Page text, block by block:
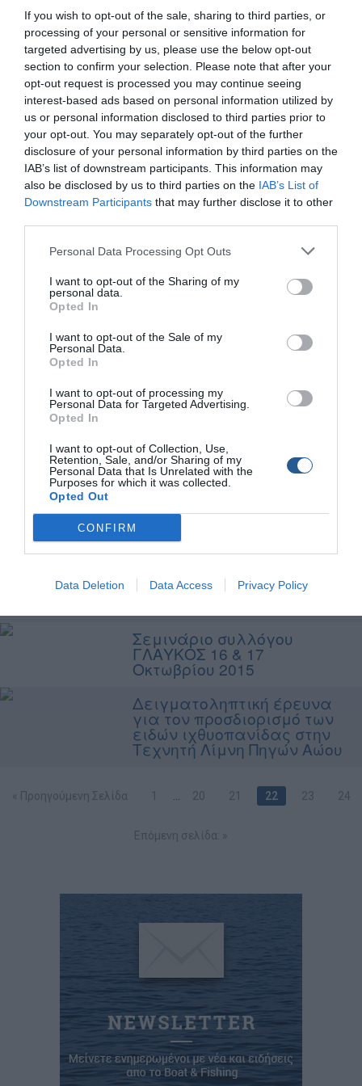
If you wish to opt-out of the sale, sharing to third parties, or
processing of your personal or sensitive information for
targeted advertising by us, please use the below opt-out
section to confirm your selection. Please note that after your
opt-out request is processed you may continue seeing
interest-based ads based on personal information utilized by
us or personal information disclosed to third parties prior to
your opt-out. You may separately opt-out of the further
disclosure of your personal information by third parties on the
IAB’s list of downstream participants. This information may
also be disclosed by us to third parties on the IAB’s List of
Downstream Participants that may further disclose it to other
Personal Data Processing Opt Outs
I want to opt-out of the Sharing of my
personal data.
Opted In
I want to opt-out of the Sale of my
Personal Data.
Opted In
I want to opt-out of processing my
Personal Data for Targeted Advertising.
Opted In
I want to opt-out of Collection, Use,
Retention, Sale, and/or Sharing of my
Personal Data that Is Unrelated with the
Purposes for which it was collected.
Opted Out
CONFIRM
Data Deletion Data Access Privacy Policy
Το κοινωνικό πρόσωπο του
ψαρέµατος
Κοπή πίτας 2014 &
βράβευση αθλητών
Ν.Ο.Καρύστου
«Ταξιδεύω & προσφέρω»
Αστυπάλαια 2013
Φιλικός αγώνας αλιείας
από την ακτή 1 ∆εκεµβρίου
Συνάντηση Εκπροσώπων
νέα αγωνιστική χρονιά
Πανευρωπαϊκό
Πρωτάθληµα Αλιείας µε
& ΣΙΜ Α.Ε.
Αρχές Λειτουργίας
βυθοµέτρου & Μολύβι
Φύλακα
Η Γιορτή του Ψαρά 2013
στην ΛΕΡΟ
1o Καρλοβασίτικο
τουρνουά αλιείας µε
φελλό (Εγγλέζικο -
Σεμινάριο συλλόγου
ΓΛΑΥΚΟΣ 16 & 17
Οκτωβρίου 2015
Δειγματοληπτική έρευνα
για τον προσδιορισμό των
ειδών ιχθυοπανίδας στην
Τεχνητή Λίμνη Πηγών Αώου
« Προηγούμενη Σελίδα 1 20 21 22 23 24
Επόμενη σελίδα: »